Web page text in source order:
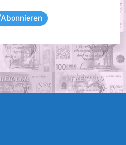
Abonnieren